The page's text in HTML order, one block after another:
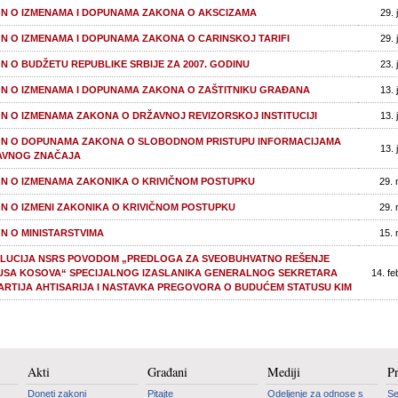
O IZMENAMA I DOPUNAMA ZAKONA O AKSCIZAMA 29.
O IZMENAMA I DOPUNAMA ZAKONA O CARINSKOJ TARIFI 29.
O BUDŽETU REPUBLIKE SRBIJE ZA 2007. GODINU 23.
O IZMENAMA I DOPUNAMA ZAKONA O ZAŠTITNIKU GRAĐANA 13.
O IZMENAMA ZAKONA O DRŽAVNOJ REVIZORSKOJ INSTITUCIJI 13.
O DOPUNAMA ZAKONA O SLOBODNOM PRISTUPU INFORMACIJAMA
ZNAČAJA
13.
O IZMENAMA ZAKONIKA O KRIVIČNOM POSTUPKU 29.
O IZMENI ZAKONIKA O KRIVIČNOM POSTUPKU 29.
O MINISTARSTVIMA 15.
NSRS POVODOM „PREDLOGA ZA SVEOBUHVATNO REŠENJE
KOSOVA“ SPECIJALNOG IZASLANIKA GENERALNOG SEKRETARA
AHTISARIJA I NASTAVKA PREGOVORA O BUDUĆEM STATUSU KIM
14.
Akti
Doneti zakoni
Građani
Pitajte
Mediji
Odeljenje za odnose s